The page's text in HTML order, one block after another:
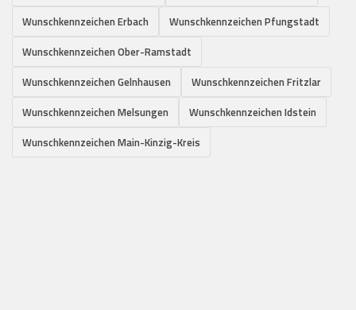
Wunschkennzeichen Erbach
Wunschkennzeichen Pfungstadt
Wunschkennzeichen Ober-Ramstadt
Wunschkennzeichen Gelnhausen
Wunschkennzeichen Fritzlar
Wunschkennzeichen Melsungen
Wunschkennzeichen Idstein
Wunschkennzeichen Main-Kinzig-Kreis